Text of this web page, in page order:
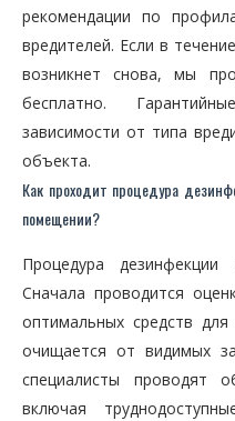
рекомендации по
вредителей. Если в
возникнет снова, мы
бесплатно.
зависимости от типа
объекта.
Как проходит процедура
помещении?
Процедура дезинфекции
Сначала проводится
оптимальных средств
очищается от видимых
специалисты проводят
включая